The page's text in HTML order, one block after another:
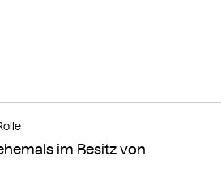
im Besitz von